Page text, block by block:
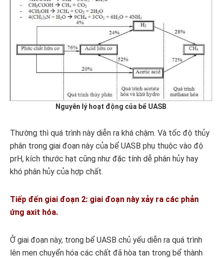
Nguyên lý hoạt động của bể UASB
Thường thì quá trình này diễn ra khá chậm. Và tốc độ thủy
phân trong giai đoạn này của bể UASB phụ thuộc vào độ
prH, kích thước hạt cũng như đặc tính dễ phân hủy hay
khó phân hủy của hợp chất.
Tiếp đến giai đoạn 2: giai đoạn này xảy ra các phản
ứng axit hóa.
Ở giai đoạn này, trong bể UASB chủ yếu diễn ra quá trình
lên men chuyển hóa các chất đã hòa tan trong bể thành